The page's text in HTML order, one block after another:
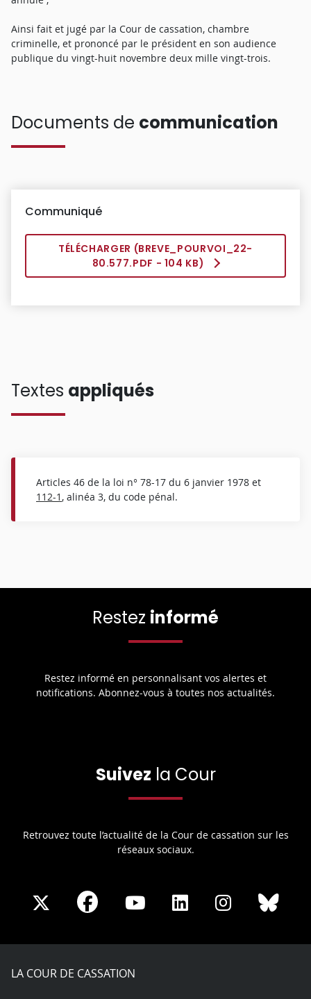
Ainsi fait et jugé par la Cour de cassation, chambre
criminelle, et prononcé par le président en son audience
publique du vingt-huit novembre deux mille vingt-trois.
Documents de communication
Communiqué
TÉLÉCHARGER (BREVE_POURVOI_22-
80.577.PDF - 104 KB)
Textes appliqués
Articles 46 de la loi n° 78-17 du 6 janvier 1978 et
112-1 , alinéa 3, du code pénal.
Restez informé
Restez informé en personnalisant vos alertes et
notifications. Abonnez-vous à toutes nos actualités.
Suivez la Cour
Retrouvez toute l’actualité de la Cour de cassation sur les
réseaux sociaux.
Share
X
Share
Facebook
Share
Youtube
Share
LinkedIn
Share
Instagram
LA COUR DE CASSATION